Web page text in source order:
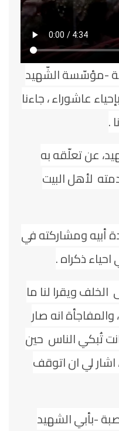
-مؤسّسة الشّهيد
عاشوراء ، جاءنا
.
عن تعلّقه به
لأهل البيت
أبيه ومشاركته في
ذكراه .
ويقرا لنا ما
انه صار
تُبكي الناس حين
اشار لي ان اتوقف
-بأبي الشهيد